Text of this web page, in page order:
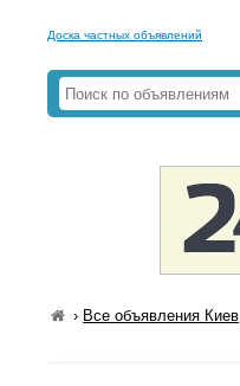
Доска частных объявлений
› Все объявления Киев